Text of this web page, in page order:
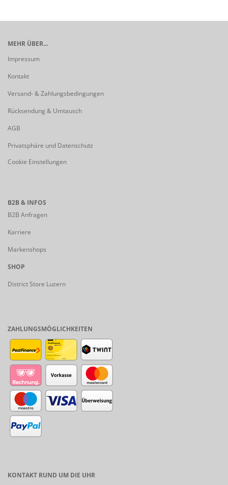
MEHR ÜBER...
Impressum
Kontakt
Versand- & Zahlungsbedingungen
Rücksendung & Umtausch
AGB
Privatsphäre und Datenschutz
Cookie Einstellungen
B2B & INFOS
B2B Anfragen
Karriere
Markenshops
SHOP
District Store Luzern
ZAHLUNGSMÖGLICHKEITEN
KONTAKT RUND UM DIE UHR